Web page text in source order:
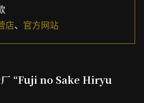
店、 官方网站
厂 “Fuji no Sake Hiryu